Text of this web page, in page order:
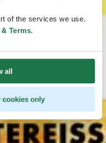
of the services we use.
Terms.
all
cookies only